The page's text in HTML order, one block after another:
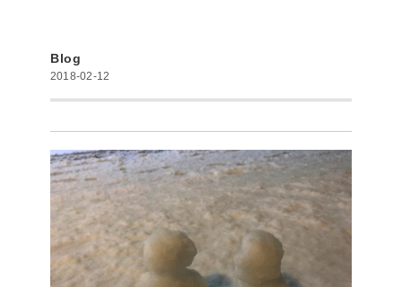
Blog
2018-02-12